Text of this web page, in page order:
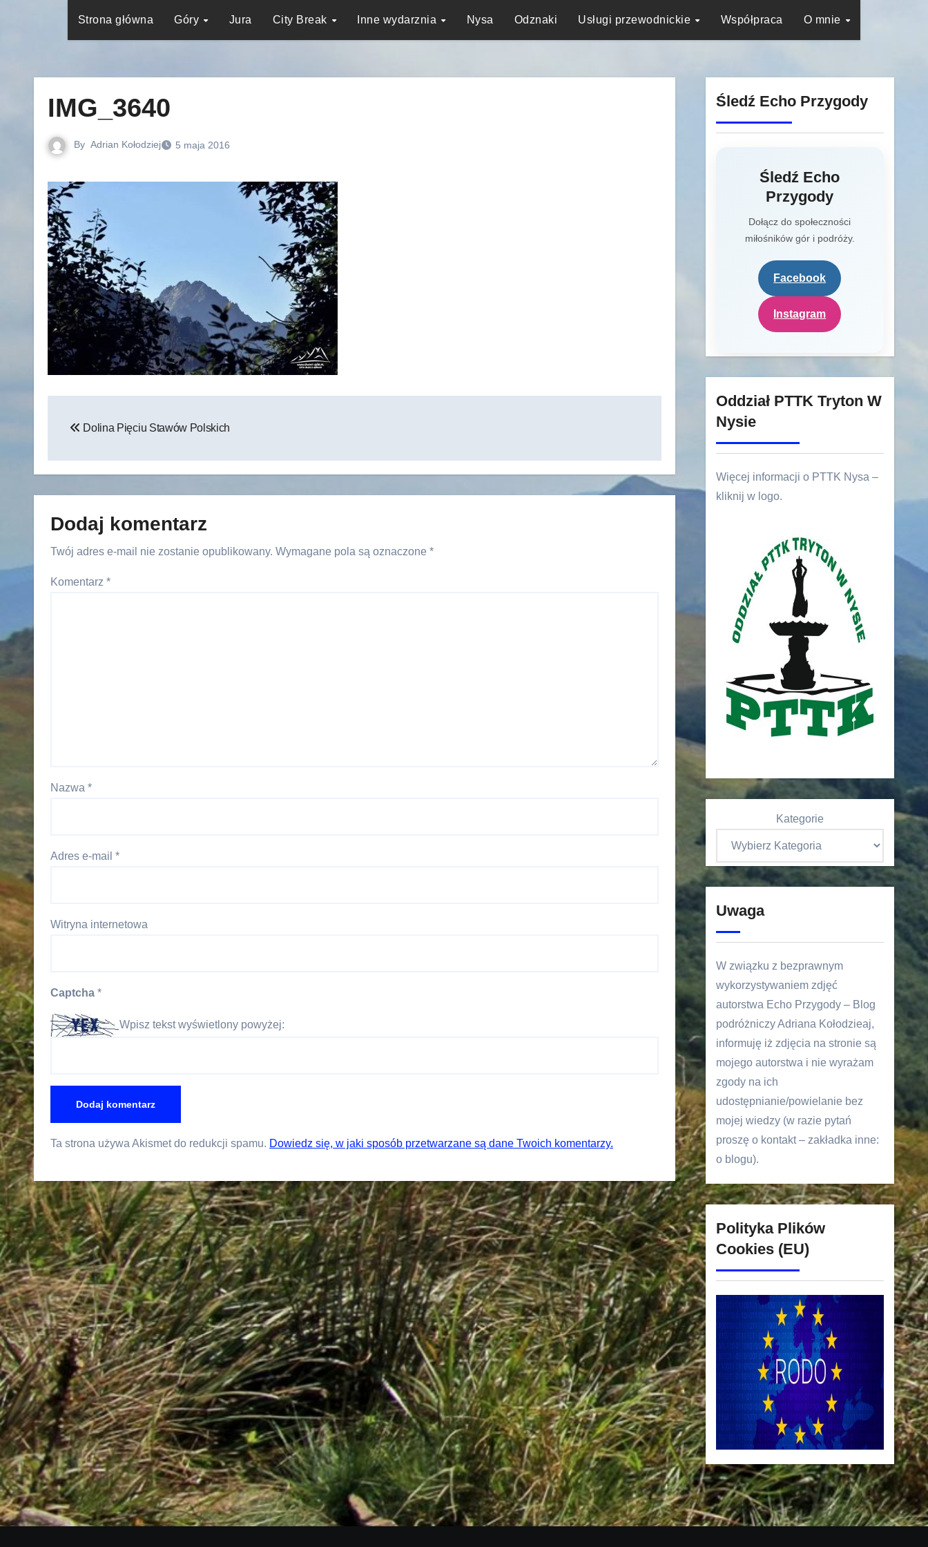
Strona główna Góry Jura City Break Inne wydarznia Nysa Odznaki Usługi przewodnickie Współpraca O mnie
IMG_3640
By Adrian Kołodziej 5 maja 2016
wpisuDolina Pięciu Stawów Polskich
Dodaj komentarz
Twój adres e-mail nie zostanie opublikowany. Wymagane pola są oznaczone *
Komentarz *
Nazwa *
Adres e-mail *
Witryna internetowa
Captcha *
Wpisz tekst wyświetlony powyżej:
Ta strona używa Akismet do redukcji spamu. Dowiedz się, w jaki sposób przetwarzane są dane Twoich komentarzy.
Śledź Echo Przygody
Śledź Echo
Przygody
Dołącz do społeczności
miłośników gór i podróży.
Facebook
Instagram
Oddział PTTK Tryton W
Nysie
Więcej informacji o PTTK Nysa –
kliknij w logo.
Kategorie
Uwaga
W związku z bezprawnym
wykorzystywaniem zdjęć
autorstwa Echo Przygody – Blog
podróżniczy Adriana Kołodzieaj,
informuję iż zdjęcia na stronie są
mojego autorstwa i nie wyrażam
zgody na ich
udostępnianie/powielanie bez
mojej wiedzy (w razie pytań
proszę o kontakt – zakładka inne:
o blogu).
Polityka Plików
Cookies (EU)